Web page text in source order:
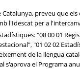
preveu que
l'Idescat per a
"08 00 01
"01 02 02
de la llengua
el Programa